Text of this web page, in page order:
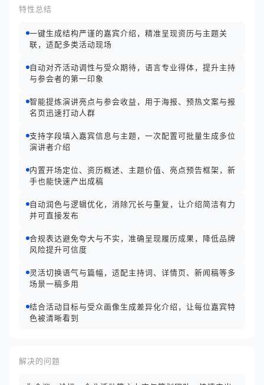
特性总结
一键生成结构严谨的嘉宾介绍，精准呈现资历与主题关
联，适配多类活动现场
自动对齐活动调性与受众期待，语言专业得体，提升主持
与参会者的第一印象
智能提炼演讲亮点与参会收益，用于海报、预热文案与报
名页迅速打动人群
支持字段填入嘉宾信息与主题，一次配置可批量生成多位
演讲者介绍
内置开场定位、资历概述、主题价值、亮点预告框架，新
手也能快速产出成稿
自动润色与逻辑优化，消除冗长与重复，让介绍简洁有力
并可直接发布
合规表达避免夸大与不实，准确呈现履历成果，降低品牌
风险提升可信度
灵活切换语气与篇幅，适配主持词、详情页、新闻稿等多
场景一稿多用
结合活动目标与受众画像生成差异化介绍，让每位嘉宾特
色被清晰看到
解决的问题